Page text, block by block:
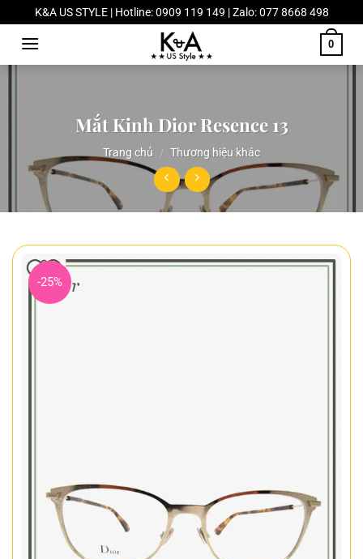
Chuyển
đến
dung
K&A US STYLE | Hotline: 0909 119 149 | Zalo: 077 8668 498
0
Mắt Kinh Dior Resence 13
Trang chủ / Thương hiệu khác
-25%